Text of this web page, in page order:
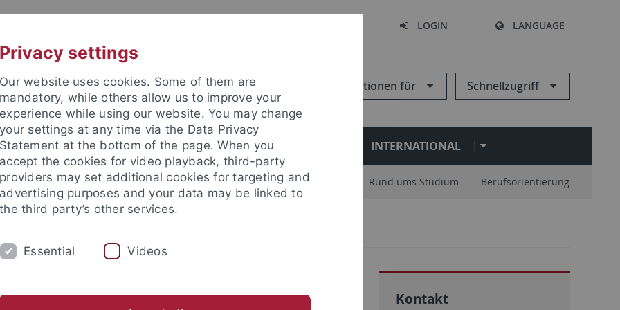
LOGIN LANGUAGE
Informationen für Schnellzugriff
FORSCHUNG EINRICHTUNGEN INTERNATIONAL
und Immatrikulation Beratung und Info Studienorganisation Rund ums Studium Berufsorientierung
Immatrikulation
Kontakt
Privacy settings
Our website uses cookies. Some of them are
mandatory, while others allow us to improve your
experience while using our website. You may change
your settings at any time via the Data Privacy
Statement at the bottom of the page. When you
accept the cookies for video playback, third-party
providers may set additional cookies for targeting and
advertising purposes and your data may be linked to
the third party’s other services.
Essential Videos